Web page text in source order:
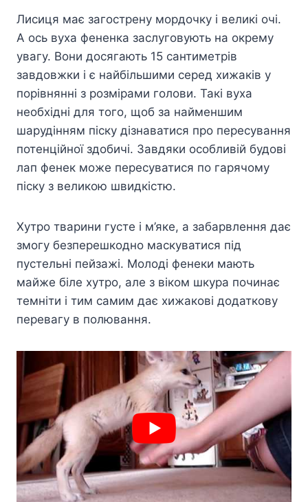
Лисиця має загострену мордочку і великі очі.
А ось вуха фененка заслуговують на окрему
увагу. Вони досягають 15 сантиметрів
завдовжки і є найбільшими серед хижаків у
порівнянні з розмірами голови. Такі вуха
необхідні для того, щоб за найменшим
шарудінням піску дізнаватися про пересування
потенційної здобичі. Завдяки особливій будові
лап фенек може пересуватися по гарячому
піску з великою швидкістю.
Хутро тварини густе і м’яке, а забарвлення дає
змогу безперешкодно маскуватися під
пустельні пейзажі. Молоді фенеки мають
майже біле хутро, але з віком шкура починає
темніти і тим самим дає хижакові додаткову
перевагу в полювання.